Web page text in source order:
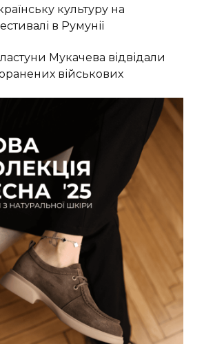
культуру на
в Румунії
Мукачева відвідали
військових